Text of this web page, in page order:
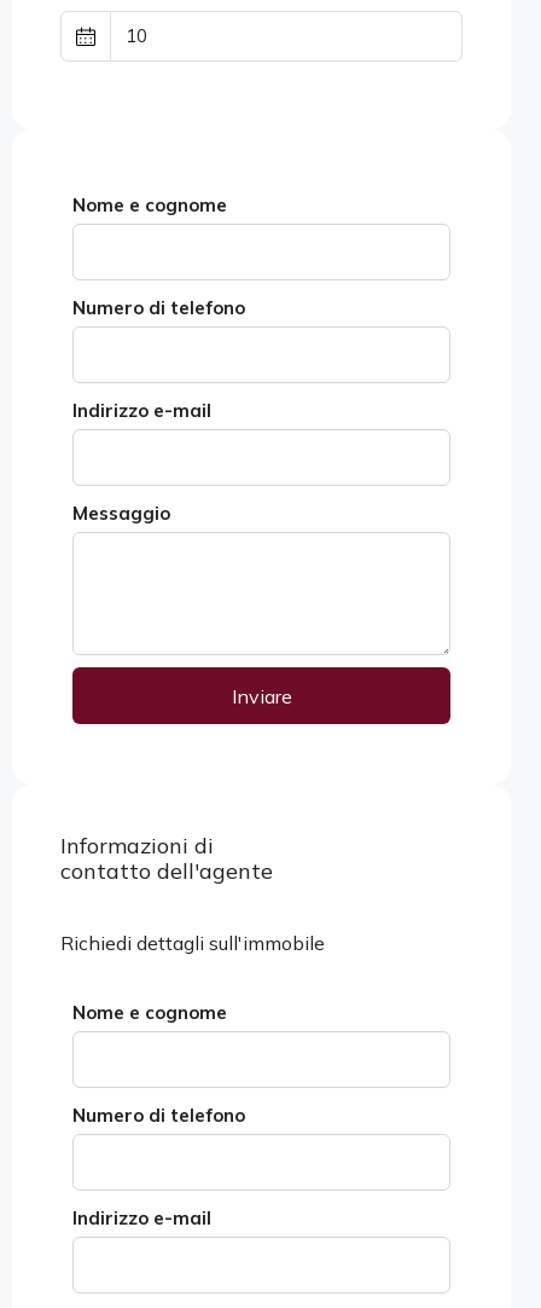
Nome e cognome
Numero di telefono
Indirizzo e-mail
Messaggio
Inviare
Informazioni di
contatto dell'agente
Richiedi dettagli sull'immobile
Nome e cognome
Numero di telefono
Indirizzo e-mail